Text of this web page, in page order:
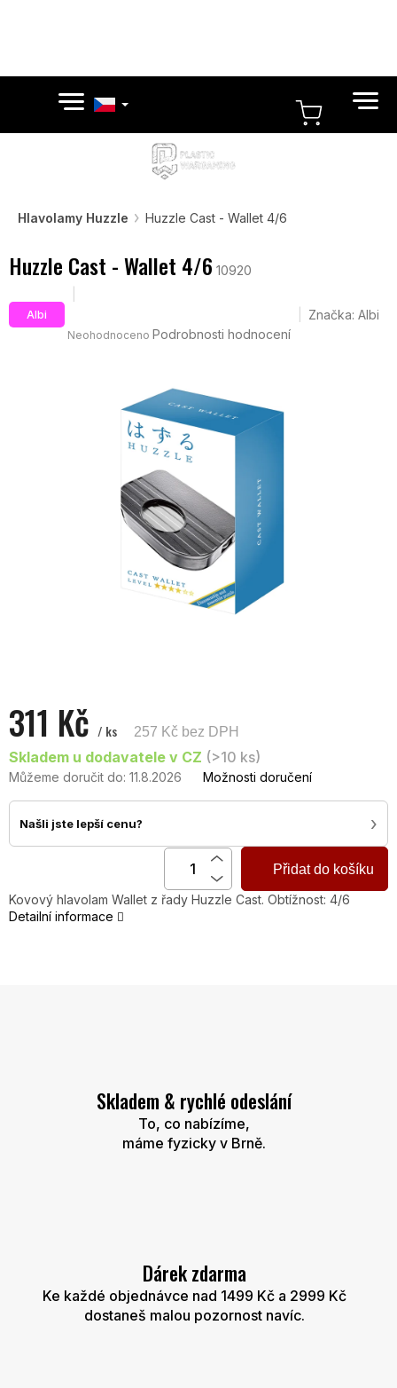
Hlavolamy Huzzle Huzzle Cast - Wallet 4/6
Huzzle Cast - Wallet 4/6 10920
Albi
produktu
hvězdiček.
Neohodnoceno Podrobnosti hodnocení
Značka:Albi
311 Kč / ks 257 Kč bez DPH
Měrná
cena:
Skladem u dodavatele v CZ (>10 ks)
Můžeme doručit do: 11.8.2026 Možnosti doručení
Našli jste lepší cenu? ›
Přidat do košíku
Kovový hlavolam Wallet z řady Huzzle Cast. Obtížnost: 4/6
Detailní informace
Skladem & rychlé odeslání
To, co nabízíme,
máme fyzicky v Brně.
Dárek zdarma
Ke každé objednávce nad 1499 Kč a 2999 Kč
dostaneš malou pozornost navíc.